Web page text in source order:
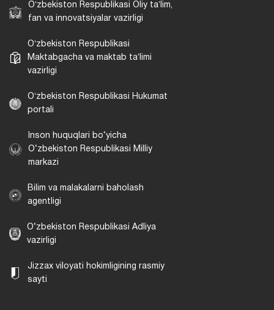
Oʻzbekiston Respublikasi Oliy taʼlim,
fan va innovatsiyalar vazirligi
Oʻzbekiston Respublikasi
Maktabgacha va maktab taʼlimi
vazirligi
Oʻzbekiston Respublikasi Hukumat
portali
Inson huquqlari bo‘yicha
O‘zbekiston Respublikasi Milliy
markazi
Bilim va malakalarni baholash
agentligi
O‘zbekiston Respublikasi Adliya
vazirligi
Jizzax viloyati hokimligining rasmiy
sayti